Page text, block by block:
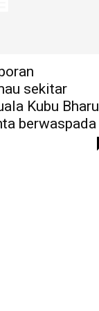
sekitar
Kubu
berwaspada